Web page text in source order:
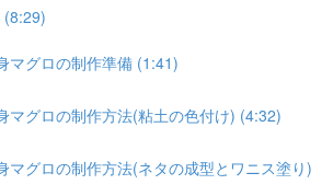
(8:29)
マグロの制作準備 (1:41)
マグロの制作方法(粘土の色付け) (4:32)
マグロの制作方法(ネタの成型とワニス塗り)